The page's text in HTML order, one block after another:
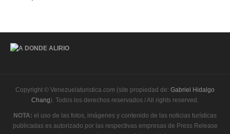
Copyright © Venezuelaturistica.com (site propiedad de: Gabriel Hidalgo
Chang). Todos los derechos reservados / All rights reserved.
NOTA: el uso de las fotos, imágenes y contenido de las noticias turísticas
publicadas es autorizado por las respectivas empresas de Press Release